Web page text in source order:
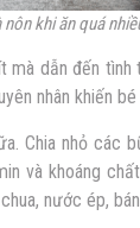
nôn khi ăn quá
dẫn đến tình
nhân khiến
Chia nhỏ các
và khoáng
nước ép,